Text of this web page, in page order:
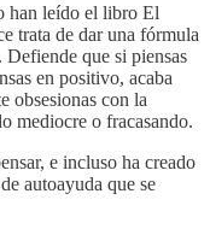
han leído el libro El
trata de dar una fórmula
que si piensas
en positivo, acaba
obsesionas con la
mediocre o fracasando.
e incluso ha creado
autoayuda que se